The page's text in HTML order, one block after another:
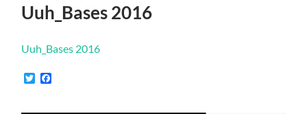
Uuh_Bases 2016
Uuh_Bases 2016
Twitter